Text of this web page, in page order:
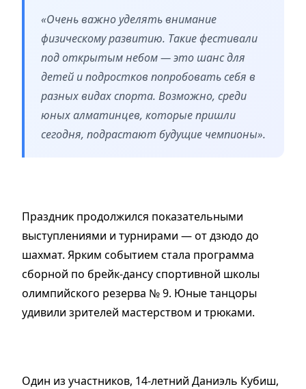
«Очень важно уделять внимание
физическому развитию. Такие фестивали
под открытым небом — это шанс для
детей и подростков попробовать себя в
разных видах спорта. Возможно, среди
юных алматинцев, которые пришли
сегодня, подрастают будущие чемпионы».
Праздник продолжился показательными
выступлениями и турнирами — от дзюдо до
шахмат. Ярким событием стала программа
сборной по брейк-дансу спортивной школы
олимпийского резерва № 9. Юные танцоры
удивили зрителей мастерством и трюками.
Один из участников, 14-летний Даниэль Кубиш,